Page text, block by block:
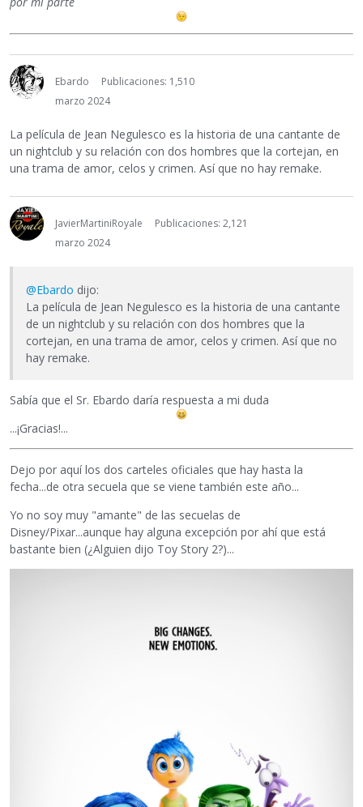
Ebardo
Publicaciones: 1,510
marzo 2024
La película de Jean Negulesco es la historia de una cantante de
un nightclub y su relación con dos hombres que la cortejan, en
una trama de amor, celos y crimen. Así que no hay remake.
JavierMartiniRoyale
Publicaciones: 2,121
marzo 2024
@Ebardo dijo:
La película de Jean Negulesco es la historia de una cantante
de un nightclub y su relación con dos hombres que la
cortejan, en una trama de amor, celos y crimen. Así que no
hay remake.
Sabía que el Sr. Ebardo daría respuesta a mi duda
...¡Gracias!...
Dejo por aquí los dos carteles oficiales que hay hasta la
fecha...de otra secuela que se viene también este año...
Yo no soy muy "amante" de las secuelas de
Disney/Pixar...aunque hay alguna excepción por ahí que está
bastante bien (¿Alguien dijo Toy Story 2?)...